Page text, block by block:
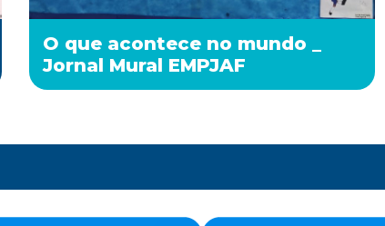
O que acontece no mundo _
Jornal Mural EMPJAF